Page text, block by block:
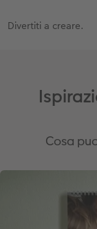
Divertiti a creare.
Cosa